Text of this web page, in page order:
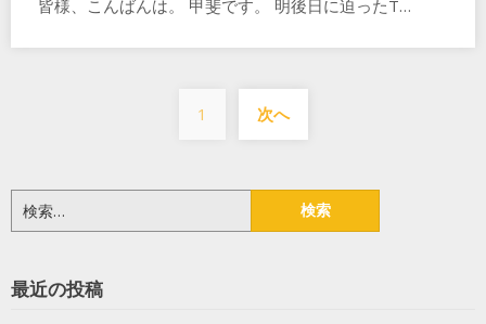
皆様、こんばんは。 甲斐です。 明後日に迫ったT…
投
稿
ペ
ー
1 次へ
索:
最近の投稿